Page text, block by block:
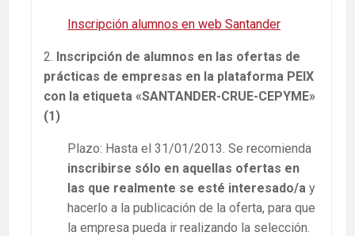
Inscripción alumnos en web Santander
2. Inscripción de alumnos en las ofertas de
prácticas de empresas en la plataforma PEIX
con la etiqueta «SANTANDER-CRUE-CEPYME»
(1)
Plazo: Hasta el 31/01/2013. Se recomienda
inscribirse sólo en aquellas ofertas en
las que realmente se esté interesado/a y
hacerlo a la publicación de la oferta, para que
la empresa pueda ir realizando la selección.